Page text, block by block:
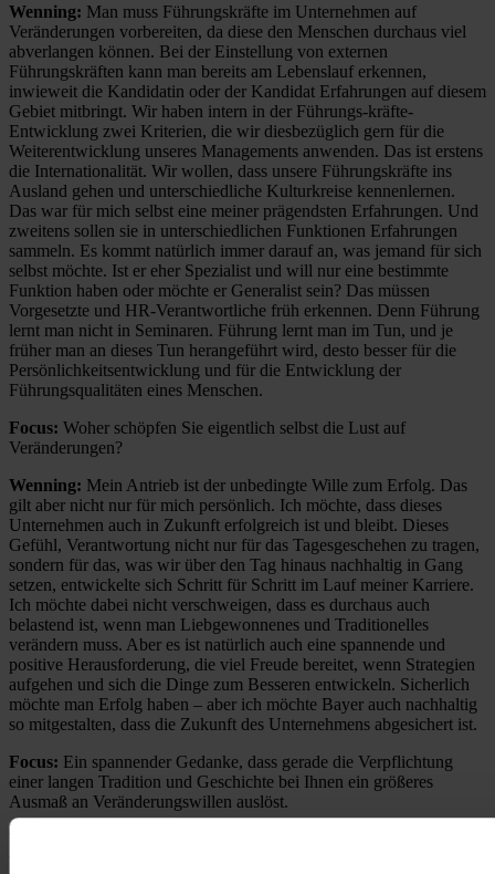
Wenning: Man muss Führungskräfte im Unternehmen auf
Veränderungen vorbereiten, da diese den Menschen durchaus viel
abverlangen können. Bei der Einstellung von externen
Führungskräften kann man bereits am Lebenslauf erkennen,
inwieweit die Kandidatin oder der Kandidat Erfahrungen auf diesem
Gebiet mitbringt. Wir haben intern in der Führungs-kräfte-
Entwicklung zwei Kriterien, die wir diesbezüglich gern für die
Weiterentwicklung unseres Managements anwenden. Das ist erstens
die Internationalität. Wir wollen, dass unsere Führungskräfte ins
Ausland gehen und unterschiedliche Kulturkreise kennenlernen.
Das war für mich selbst eine meiner prägendsten Erfahrungen. Und
zweitens sollen sie in unterschiedlichen Funktionen Erfahrungen
sammeln. Es kommt natürlich immer darauf an, was jemand für sich
selbst möchte. Ist er eher Spezialist und will nur eine bestimmte
Funktion haben oder möchte er Generalist sein? Das müssen
Vorgesetzte und HR-Verantwortliche früh erkennen. Denn Führung
lernt man nicht in Seminaren. Führung lernt man im Tun, und je
früher man an dieses Tun herangeführt wird, desto besser für die
Persönlichkeitsentwicklung und für die Entwicklung der
Führungsqualitäten eines Menschen.
Focus: Woher schöpfen Sie eigentlich selbst die Lust auf
Veränderungen?
Wenning: Mein Antrieb ist der unbedingte Wille zum Erfolg. Das
gilt aber nicht nur für mich persönlich. Ich möchte, dass dieses
Unternehmen auch in Zukunft erfolgreich ist und bleibt. Dieses
Gefühl, Verantwortung nicht nur für das Tagesgeschehen zu tragen,
sondern für das, was wir über den Tag hinaus nachhaltig in Gang
setzen, entwickelte sich Schritt für Schritt im Lauf meiner Karriere.
Ich möchte dabei nicht verschweigen, dass es durchaus auch
belastend ist, wenn man Liebgewonnenes und Traditionelles
verändern muss. Aber es ist natürlich auch eine spannende und
positive Herausforderung, die viel Freude bereitet, wenn Strategien
aufgehen und sich die Dinge zum Besseren entwickeln. Sicherlich
möchte man Erfolg haben – aber ich möchte Bayer auch nachhaltig
so mitgestalten, dass die Zukunft des Unternehmens abgesichert ist.
Focus: Ein spannender Gedanke, dass gerade die Verpflichtung
einer langen Tradition und Geschichte bei Ihnen ein größeres
Ausmaß an Veränderungswillen auslöst.